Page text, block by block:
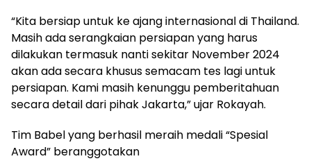
“Kita bersiap untuk ke ajang internasional di Thailand.
Masih ada serangkaian persiapan yang harus
dilakukan termasuk nanti sekitar November 2024
akan ada secara khusus semacam tes lagi untuk
persiapan. Kami masih kenunggu pemberitahuan
secara detail dari pihak Jakarta,” ujar Rokayah.
Tim Babel yang berhasil meraih medali “Spesial
Award” beranggotakan